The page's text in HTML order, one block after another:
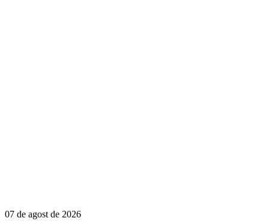
07 de agost de 2026